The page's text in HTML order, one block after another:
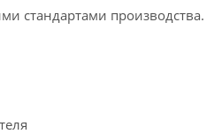
стандартами производства.